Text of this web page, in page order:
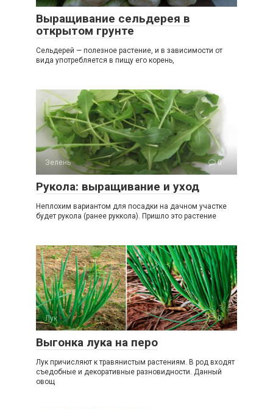
Выращивание сельдерея в
открытом грунте
Сельдерей — полезное растение, и в зависимости от
вида употребляется в пищу его корень,
Зелень 0
Рукола: выращивание и уход
Неплохим вариантом для посадки на дачном участке
будет рукола (ранее руккола). Пришло это растение
Лук 0
Выгонка лука на перо
Лук причисляют к травянистым растениям. В род входят
съедобные и декоративные разновидности. Данный
овощ